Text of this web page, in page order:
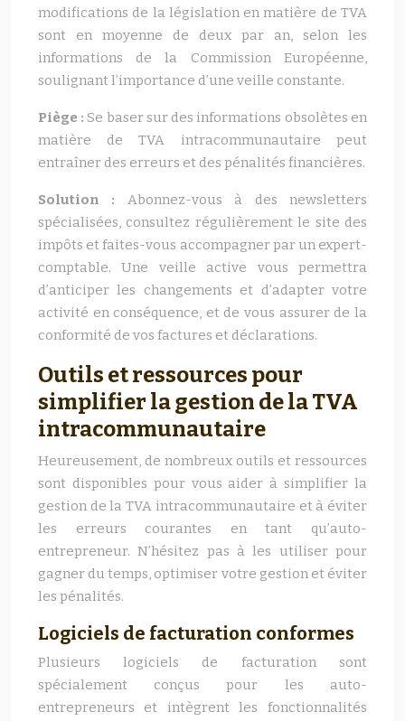
modifications de la législation en matière de TVA
sont en moyenne de deux par an, selon les
informations de la Commission Européenne,
soulignant l’importance d’une veille constante.
Piège : Se baser sur des informations obsolètes en
matière de TVA intracommunautaire peut
entraîner des erreurs et des pénalités financières.
Solution : Abonnez-vous à des newsletters
spécialisées, consultez régulièrement le site des
impôts et faites-vous accompagner par un expert-
comptable. Une veille active vous permettra
d’anticiper les changements et d’adapter votre
activité en conséquence, et de vous assurer de la
conformité de vos factures et déclarations.
Outils et ressources pour
simplifier la gestion de la TVA
intracommunautaire
Heureusement, de nombreux outils et ressources
sont disponibles pour vous aider à simplifier la
gestion de la TVA intracommunautaire et à éviter
les erreurs courantes en tant qu’auto-
entrepreneur. N’hésitez pas à les utiliser pour
gagner du temps, optimiser votre gestion et éviter
les pénalités.
Logiciels de facturation conformes
Plusieurs logiciels de facturation sont
spécialement conçus pour les auto-
entrepreneurs et intègrent les fonctionnalités